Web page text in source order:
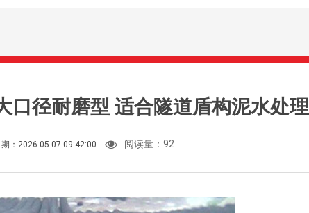
口径耐磨型 适合隧道盾构泥水处理
期：2026-05-07 09:42:00 阅读量： 92